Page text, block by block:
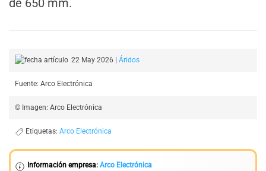
22 May 2026 Áridos
Fuente: Arco Electrónica
© Imagen: Arco Electrónica
Etiquetas: Arco Electrónica
Información empresa: Arco Electrónica